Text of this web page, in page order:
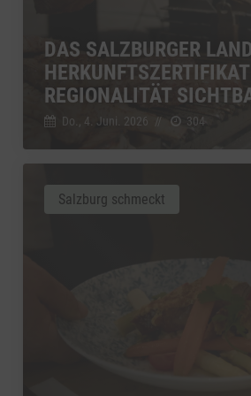
DAS SALZBURGER LAND
REGIONALITÄT
Do., 4. Juni. 2026 // 304
Salzburg schmeckt